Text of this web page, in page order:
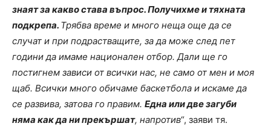
знаят за какво става въпрос. Получихме и тяхната
подкрепа. Трябва време и много неща още да се
случат и при подрастващите, за да може след пет
години да имаме национален отбор. Дали ще го
постигнем зависи от всички нас, не само от мен и моя
щаб. Всички много обичаме баскетбола и искаме да
се развива, затова го правим. Една или две загуби
няма как да ни прекършат, напротив“, заяви тя.